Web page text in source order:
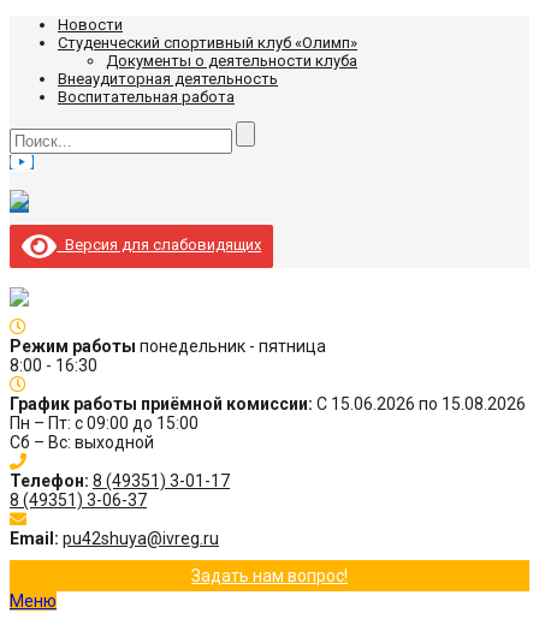
Новости
Студенческий спортивный клуб «Олимп»
Документы о деятельности клуба
Внеаудиторная деятельность
Воспитательная работа
Версия для слабовидящих
Режим работы понедельник - пятница
8:00 - 16:30
График работы приёмной комиссии: С 15.06.2026 по 15.08.2026
Пн – Пт: с 09:00 до 15:00
Сб – Вс: выходной
Телефон: 8 (49351) 3-01-17
8 (49351) 3-06-37
Email: pu42shuya@ivreg.ru
Задать нам вопрос!
Меню